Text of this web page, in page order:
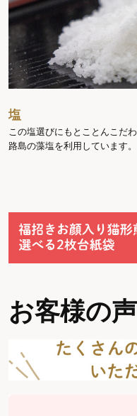
塩
この塩選びにもとことんこだ
路島の藻塩を利用しています。
お客様の声